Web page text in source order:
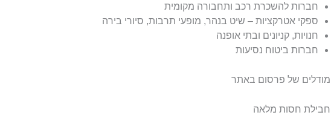
חברות להשכרת רכב ותחבורה מקומית
ספקי אטרקציות – שיט בנהר, מופעי תרבות, סיורי בירה
חנויות, קניונים ובתי אופנה
חברות ביטוח נסיעות
מודלים של פרסום באתר
חבילת חסות מלאה